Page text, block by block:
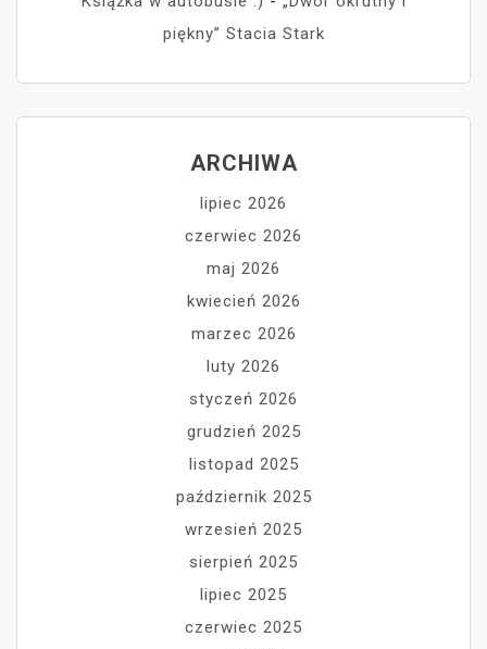
piękny” Stacia Stark
ARCHIWA
lipiec 2026
czerwiec 2026
maj 2026
kwiecień 2026
marzec 2026
luty 2026
styczeń 2026
grudzień 2025
listopad 2025
październik 2025
wrzesień 2025
sierpień 2025
lipiec 2025
czerwiec 2025